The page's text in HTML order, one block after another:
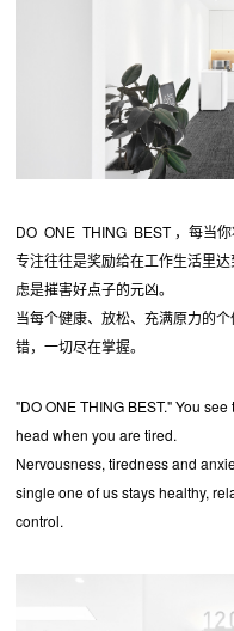
DO ONE THING BEST ，每当你
专注往往是奖励给在工作生活里
虑是摧害好点子的元凶。
当每个健康、放松、充满原力的
错，一切尽在掌握。
"DO ONE THING BEST." You
head when you are tired.
Nervousness, tiredness and
single one of us stays healthy,
control.